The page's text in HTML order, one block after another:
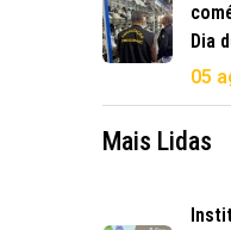
Dia
05
Mais Lidas